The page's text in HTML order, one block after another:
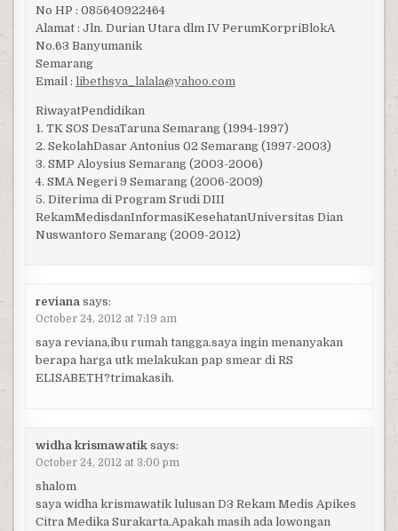
No HP : 085640922464
Alamat : Jln. Durian Utara dlm IV PerumKorpriBlokA
No.63 Banyumanik
Semarang
Email : libethsya_lalala@yahoo.com
RiwayatPendidikan
1. TK SOS DesaTaruna Semarang (1994-1997)
2. SekolahDasar Antonius 02 Semarang (1997-2003)
3. SMP Aloysius Semarang (2003-2006)
4. SMA Negeri 9 Semarang (2006-2009)
5. Diterima di Program Srudi DIII
RekamMedisdanInformasiKesehatanUniversitas Dian
Nuswantoro Semarang (2009-2012)
reviana says:
October 24, 2012 at 7:19 am
saya reviana,ibu rumah tangga.saya ingin menanyakan
berapa harga utk melakukan pap smear di RS
ELISABETH?trimakasih.
widha krismawatik says:
October 24, 2012 at 3:00 pm
shalom
saya widha krismawatik lulusan D3 Rekam Medis Apikes
Citra Medika Surakarta.Apakah masih ada lowongan